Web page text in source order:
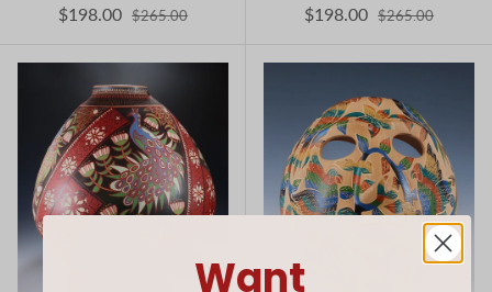
$198.00 $265.00
$198.00 $265.00
Want